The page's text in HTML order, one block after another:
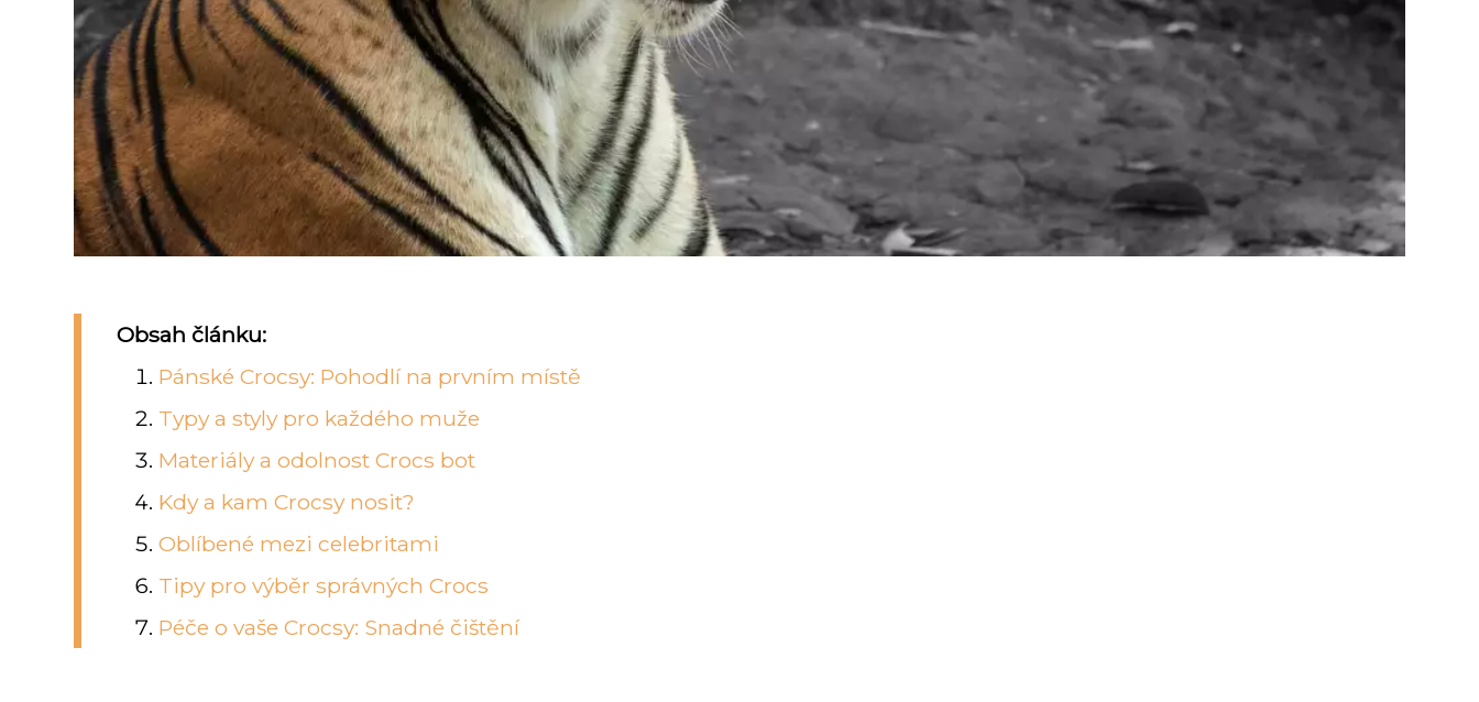
Obsah článku:
Pánské Crocsy: Pohodlí na prvním místě
Typy a styly pro každého muže
Materiály a odolnost Crocs bot
Kdy a kam Crocsy nosit?
Oblíbené mezi celebritami
Tipy pro výběr správných Crocs
Péče o vaše Crocsy: Snadné čištění